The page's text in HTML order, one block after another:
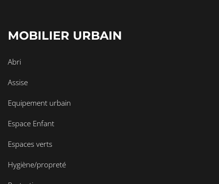
MOBILIER URBAIN
Abri
Assise
Equipement urbain
Espace Enfant
Espaces verts
Hygiène/propreté